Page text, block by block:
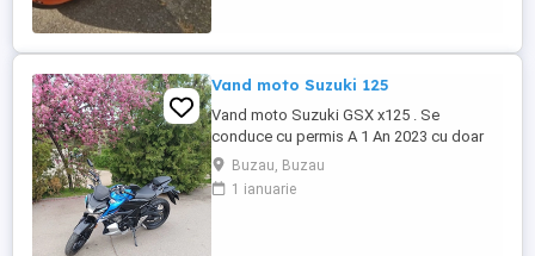
Vand moto Suzuki 125
Vand moto Suzuki GSX x125 . Se
conduce cu permis A 1 An 2023 cu doar
5000km Stare impecabila , fara cazaturi
ITP valabil pana in noiembrie 2027 Revizii
si schimb de ulei in service autorizat
Buzau, Buzau
1 ianuarie